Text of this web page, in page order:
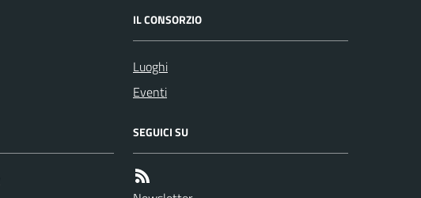
IL CONSORZIO
Luoghi
Eventi
SEGUICI SU